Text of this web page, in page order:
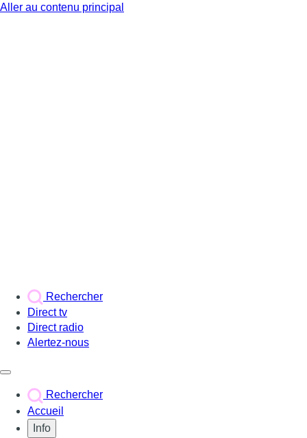
Aller au contenu principal
Rechercher
Direct tv
Direct radio
Alertez-nous
Rechercher
Accueil
Info